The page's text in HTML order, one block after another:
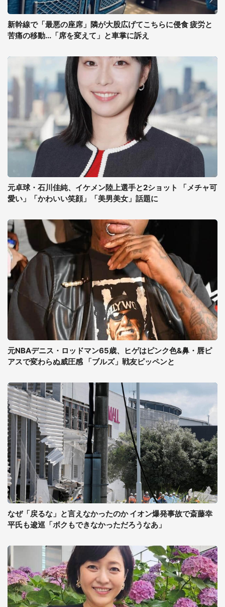
新幹線で「最悪の座席」隣が大股広げてこちらに侵食 疲労と
苦痛の移動...「席を変えて」と車掌に訴え
元卓球・石川佳純、イケメン陸上選手と2ショット 「メチャ可
愛い」「かわいい笑顔」「美男美女」話題に
元NBAデニス・ロッドマン65歳、ヒゲはピンク色&鼻・唇ピ
アスで変わらぬ威圧感 「ブルズ」戦友ピッペンと
なぜ「戻るな」と言えなかったのか イオン爆発事故で斎藤幸
平氏も逡巡「ボクもできなかっただろうなあ」